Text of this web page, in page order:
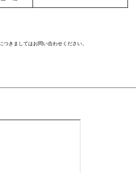
きましてはお問い合わせください。